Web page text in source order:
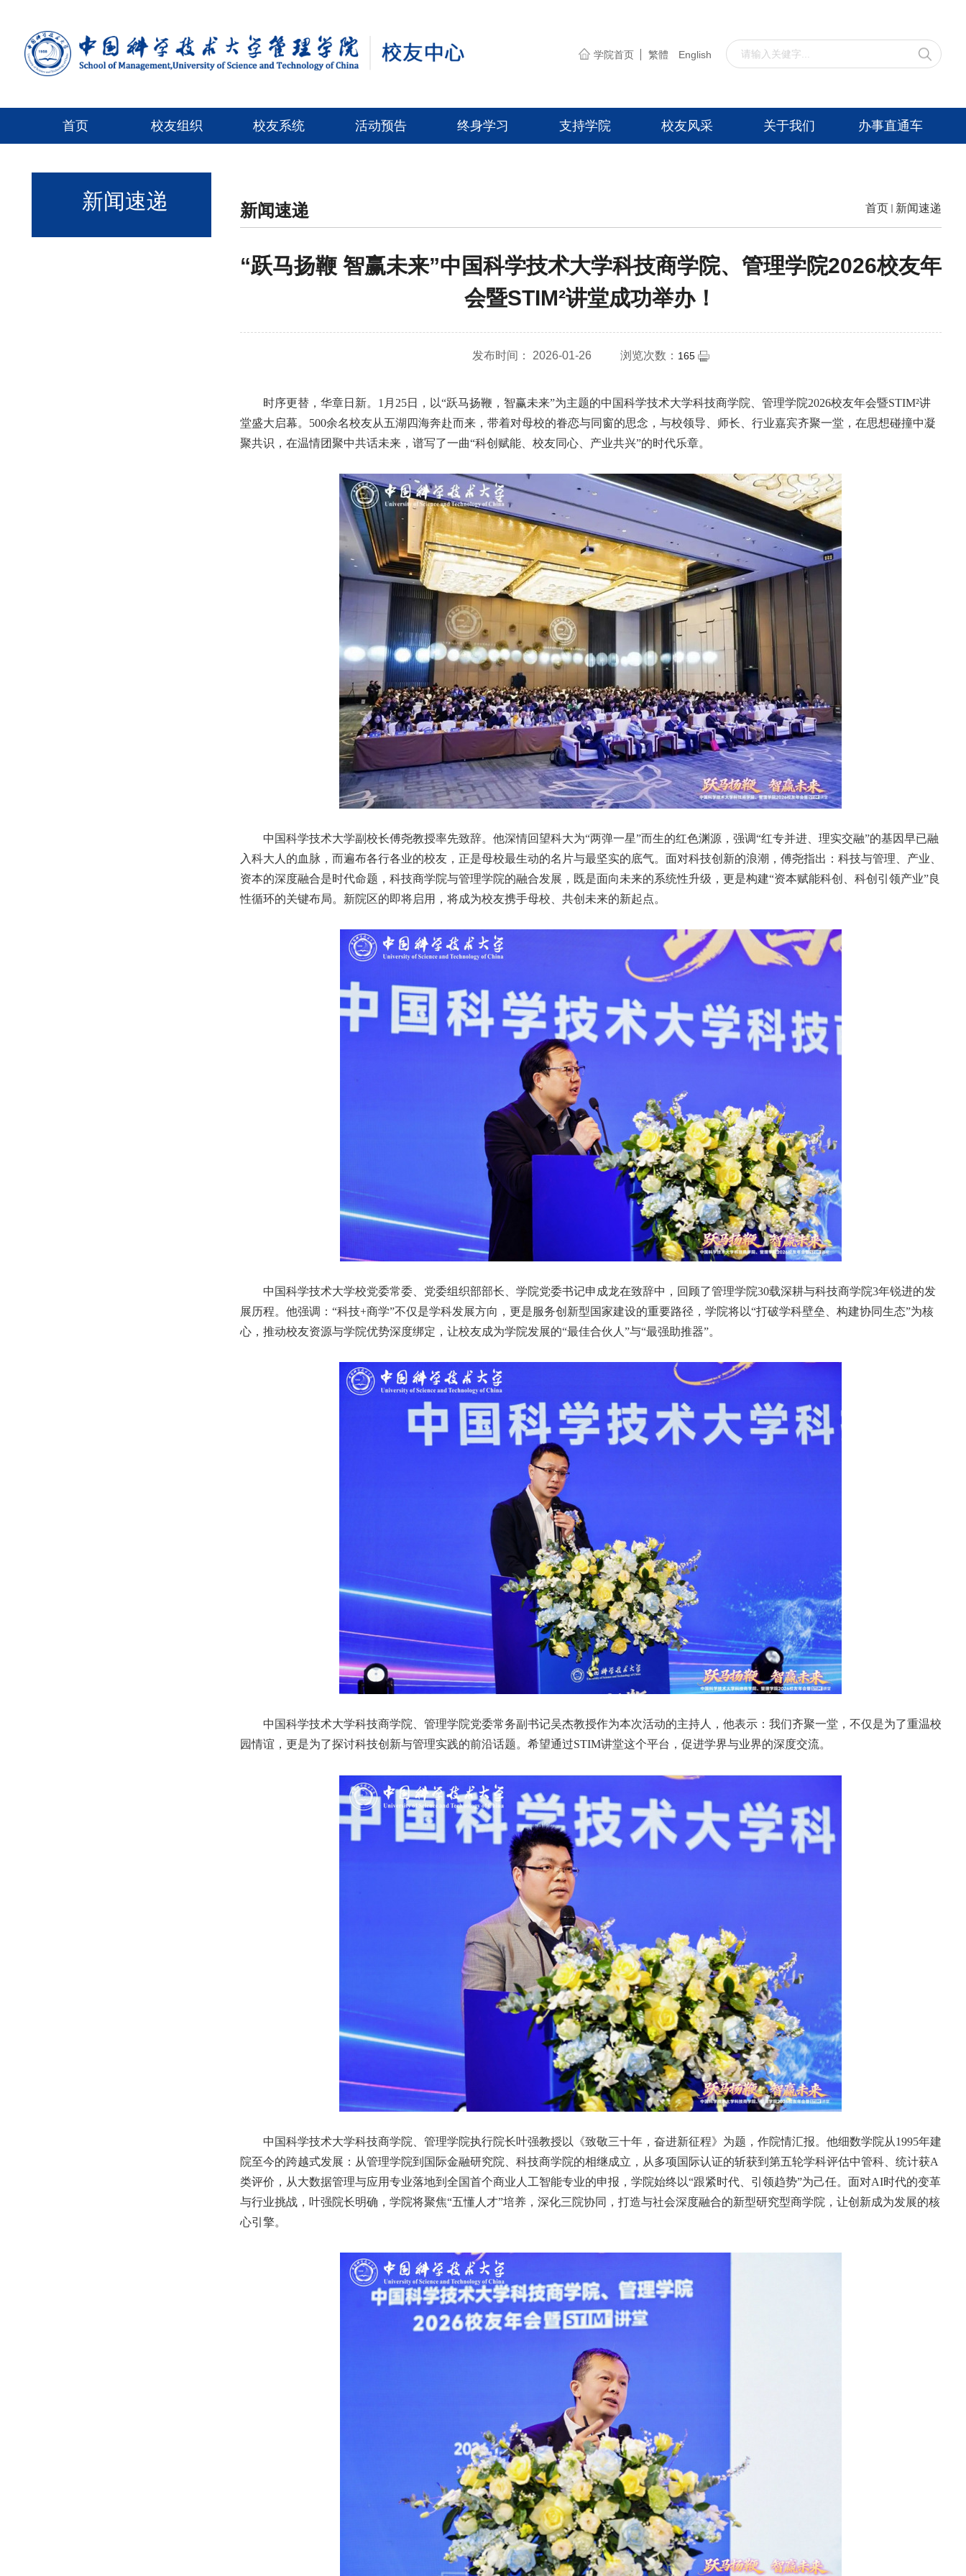
学院首页 繁體 English
首页 校友组织 校友系统 活动预告 终身学习 支持学院 校友风采 关于我们 办事直通车
新闻速递 新闻速递 首页 新闻速递
“跃马扬鞭 智赢未来”中国科学技术大学科技商学院、管理学院2026校友年
会暨STIM²讲堂成功举办！
发布时间： 2026-01-26 浏览次数： 165
时序更替，华章日新。1月25日，以“跃马扬鞭，智赢未来”为主题的中国科学技术大学科技商学院、管理学院2026校友年会暨STIM²讲
堂盛大启幕。500余名校友从五湖四海奔赴而来，带着对母校的眷恋与同窗的思念，与校领导、师长、行业嘉宾齐聚一堂，在思想碰撞中凝
聚共识，在温情团聚中共话未来，谱写了一曲“科创赋能、校友同心、产业共兴”的时代乐章。
中国科学技术大学副校长傅尧教授率先致辞。他深情回望科大为“两弹一星”而生的红色渊源，强调“红专并进、理实交融”的基因早已融
入科大人的血脉，而遍布各行各业的校友，正是母校最生动的名片与最坚实的底气。面对科技创新的浪潮，傅尧指出：科技与管理、产业、
资本的深度融合是时代命题，科技商学院与管理学院的融合发展，既是面向未来的系统性升级，更是构建“资本赋能科创、科创引领产业”良
性循环的关键布局。新院区的即将启用，将成为校友携手母校、共创未来的新起点。
中国科学技术大学校党委常委、党委组织部部长、学院党委书记申成龙在致辞中，回顾了管理学院30载深耕与科技商学院3年锐进的发
展历程。他强调：“科技+商学”不仅是学科发展方向，更是服务创新型国家建设的重要路径，学院将以“打破学科壁垒、构建协同生态”为核
心，推动校友资源与学院优势深度绑定，让校友成为学院发展的“最佳合伙人”与“最强助推器”。
中国科学技术大学科技商学院、管理学院党委常务副书记吴杰教授作为本次活动的主持人，他表示：我们齐聚一堂，不仅是为了重温校
园情谊，更是为了探讨科技创新与管理实践的前沿话题。希望通过STIM讲堂这个平台，促进学界与业界的深度交流。
中国科学技术大学科技商学院、管理学院执行院长叶强教授以《致敬三十年，奋进新征程》为题，作院情汇报。他细数学院从1995年建
院至今的跨越式发展：从管理学院到国际金融研究院、科技商学院的相继成立，从多项国际认证的斩获到第五轮学科评估中管科、统计获A
类评价，从大数据管理与应用专业落地到全国首个商业人工智能专业的申报，学院始终以“跟紧时代、引领趋势”为己任。面对AI时代的变革
与行业挑战，叶强院长明确，学院将聚焦“五懂人才”培养，深化三院协同，打造与社会深度融合的新型研究型商学院，让创新成为发展的核
心引擎。